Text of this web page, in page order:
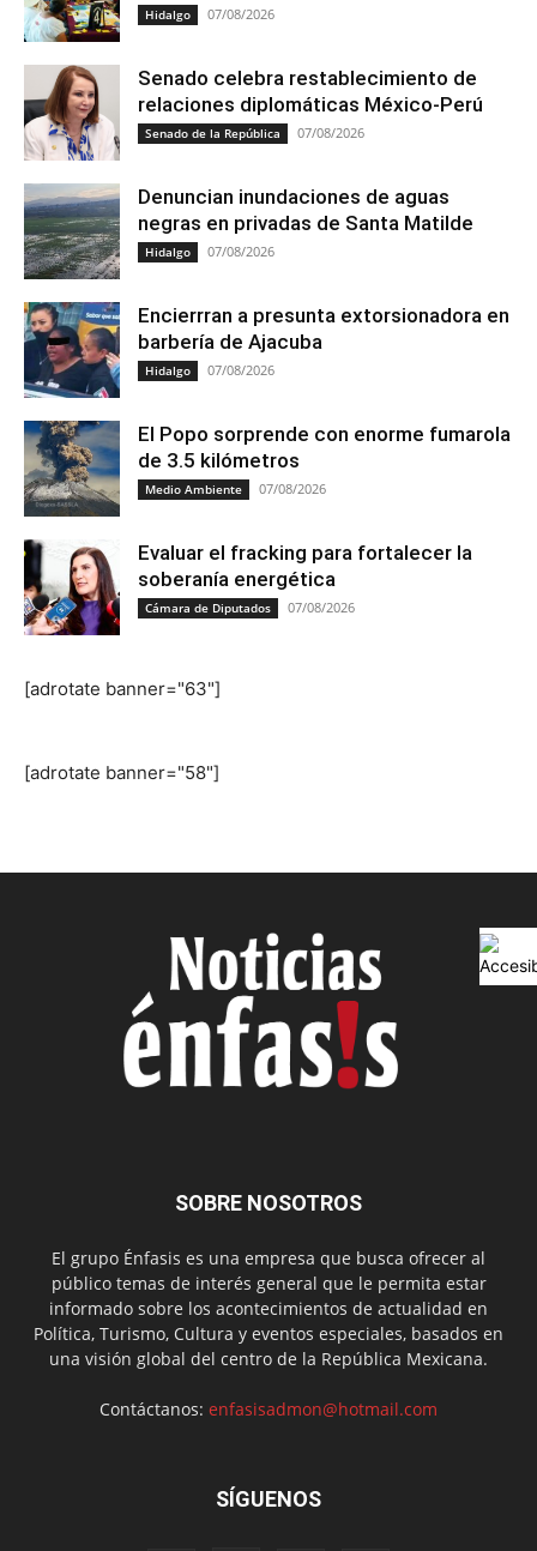
Hidalgo 07/08/2026
Senado celebra restablecimiento de
relaciones diplomáticas México-Perú
Senado de la República 07/08/2026
Denuncian inundaciones de aguas
negras en privadas de Santa Matilde
Hidalgo 07/08/2026
Encierrran a presunta extorsionadora en
barbería de Ajacuba
Hidalgo 07/08/2026
El Popo sorprende con enorme fumarola
de 3.5 kilómetros
Medio Ambiente 07/08/2026
Evaluar el fracking para fortalecer la
soberanía energética
Cámara de Diputados 07/08/2026
[adrotate banner="63"]
[adrotate banner="58"]
SOBRE NOSOTROS
El grupo Énfasis es una empresa que busca ofrecer al
público temas de interés general que le permita estar
informado sobre los acontecimientos de actualidad en
Política, Turismo, Cultura y eventos especiales, basados en
una visión global del centro de la República Mexicana.
Contáctanos: enfasisadmon@hotmail.com
SÍGUENOS